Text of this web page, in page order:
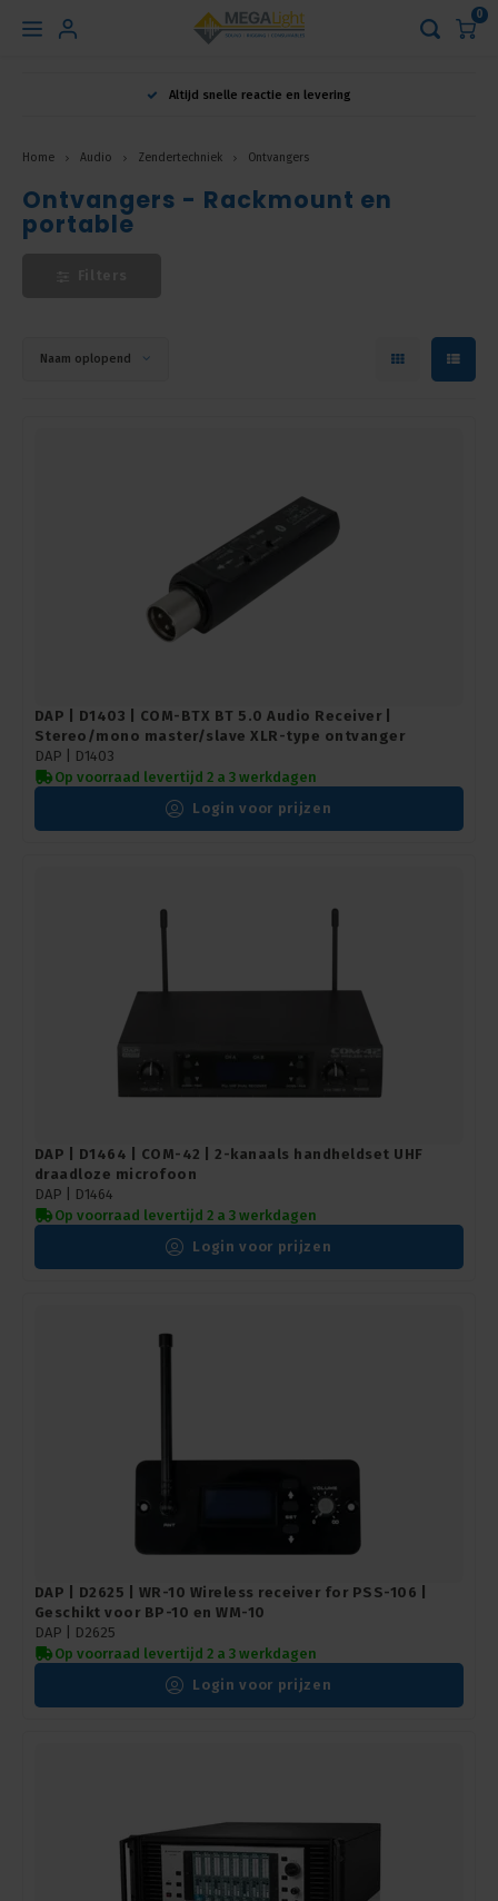
Hoofdmenu
Nederlands
0
Altijd snelle reactie en levering
Home Audio Zendertechniek Ontvangers
Ontvangers - Rackmount en
portable
Naam oplopend
DAP | D1403 | COM-BTX BT 5.0 Audio Receiver |
Stereo/mono master/slave XLR-type ontvanger
DAP |
D1403
Op voorraad levertijd 2 a 3 werkdagen
Login voor prijzen
DAP | D1464 | COM-42 | 2-kanaals handheldset UHF
draadloze microfoon
DAP |
D1464
Op voorraad levertijd 2 a 3 werkdagen
Login voor prijzen
DAP | D2625 | WR-10 Wireless receiver for PSS-106 |
Geschikt voor BP-10 en WM-10
DAP |
D2625
Op voorraad levertijd 2 a 3 werkdagen
Login voor prijzen